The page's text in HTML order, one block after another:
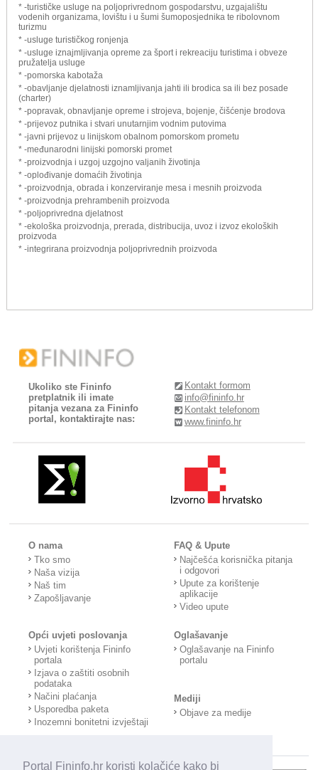
Portal Fininfo.hr koristi kolačiće kako bi
* -turističke usluge na poljoprivrednom gospodarstvu, uzgajalištu
vodenih organizama, lovištu i u šumi šumoposjednika te ribolovnom
turizmu
* -usluge turističkog ronjenja
* -usluge iznajmljivanja opreme za šport i rekreaciju turistima i obveze
pružatelja usluge
* -pomorska kabotaža
* -obavljanje djelatnosti iznamljivanja jahti ili brodica sa ili bez posade
(charter)
* -popravak, obnavljanje opreme i strojeva, bojenje, čišćenje brodova
* -prijevoz putnika i stvari unutarnjim vodnim putovima
* -javni prijevoz u linijskom obalnom pomorskom prometu
* -međunarodni linijski pomorski promet
* -proizvodnja i uzgoj uzgojno valjanih životinja
* -oplođivanje domaćih životinja
* -proizvodnja, obrada i konzerviranje mesa i mesnih proizvoda
* -proizvodnja prehrambenih proizvoda
* -poljoprivredna djelatnost
* -ekološka proizvodnja, prerada, distribucija, uvoz i izvoz ekoloških
proizvoda
* -integrirana proizvodnja poljoprivrednih proizvoda
Ukoliko ste Fininfo
pretplatnik ili imate
pitanja vezana za Fininfo
portal, kontaktirajte nas:
Kontakt formom
info@fininfo.hr
Kontakt telefonom
www.fininfo.hr
O nama
Tko smo
Naša vizija
Naš tim
Zapošljavanje
FAQ & Upute
Najčešća korisnička pitanja
i odgovori
Upute za korištenje
aplikacije
Video upute
Opći uvjeti poslovanja
Uvjeti korištenja Fininfo
portala
Izjava o zaštiti osobnih
podataka
Načini plaćanja
Usporedba paketa
Inozemni bonitetni izvještaji
Oglašavanje
Oglašavanje na Fininfo
portalu
Mediji
Objave za medije